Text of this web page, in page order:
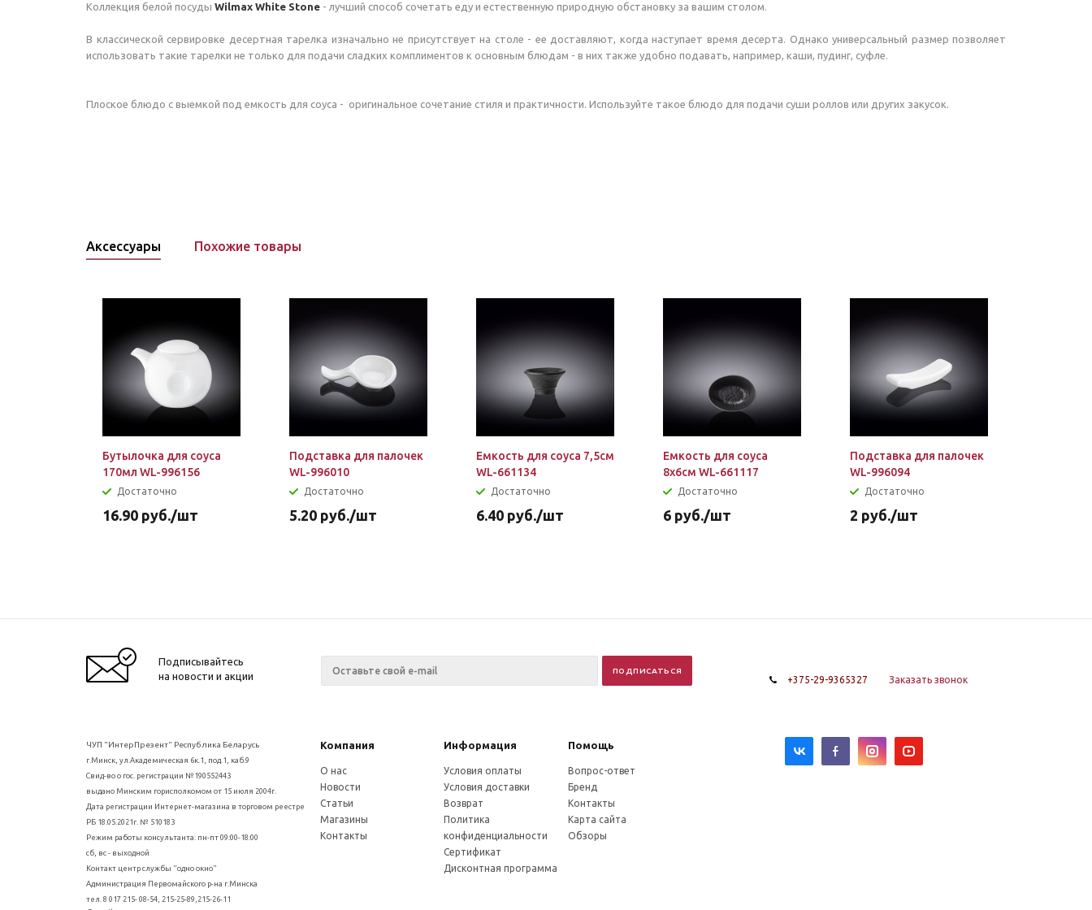
Коллекция белой посуды Wilmax White Stone - лучший способ сочетать еду и естественную природную обстановку за вашим столом.
В классической сервировке десертная тарелка изначально не присутствует на столе - ее доставляют, когда наступает время десерта. Однако универсальный размер позволяет
использовать такие тарелки не только для подачи сладких комплиментов к основным блюдам - в них также удобно подавать, например, каши, пудинг, суфле.
Плоское блюдо с выемкой под емкость для соуса - оригинальное сочетание стиля и практичности. Используйте такое блюдо для подачи суши роллов или других закусок.
Аксессуары Похожие товары
Бутылочка для соуса
170мл WL-996156
Достаточно
16.90 руб./шт
Подставка для палочек
WL-996010
Достаточно
5.20 руб./шт
Емкость для соуса 7,5см
WL-661134
Достаточно
6.40 руб./шт
Емкость для соуса
8х6см WL-661117
Достаточно
6 руб./шт
Подставка для палочек
WL-996094
Достаточно
2 руб./шт
Подписывайтесь
на новости и акции
+375-29-9365327 Заказать звонок
ЧУП "ИнтерПрезент" Республика Беларусь
г.Минск, ул.Академическая 6к.1, под.1, каб.9
Свид-во о гос. регистрации №190552443
выдано Минским горисполкомом от 15 июля 2004г.
Дата регистрации Интернет-магазина в торговом реестре
РБ 18.05.2021г. № 510183
Режим работы консультанта: пн-пт 09:00-18:00
сб, вс - выходной
Контакт центр службы "одно окно"
Администрация Первомайского р-на г.Минска
тел. 8 017 215- 08-54, 215-25-89,215-26-11
Компания Информация Помощь
О нас
Новости
Статьи
Магазины
Контакты
Условия оплаты
Условия доставки
Возврат
Политика
конфиденциальности
Сертификат
Дисконтная программа
Вопрос-ответ
Бренд
Контакты
Карта сайта
Обзоры